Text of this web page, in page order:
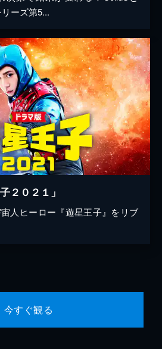
ーズ第5...
２０２１」
人ヒーロー『遊星王子』をリブ
今すぐ観る